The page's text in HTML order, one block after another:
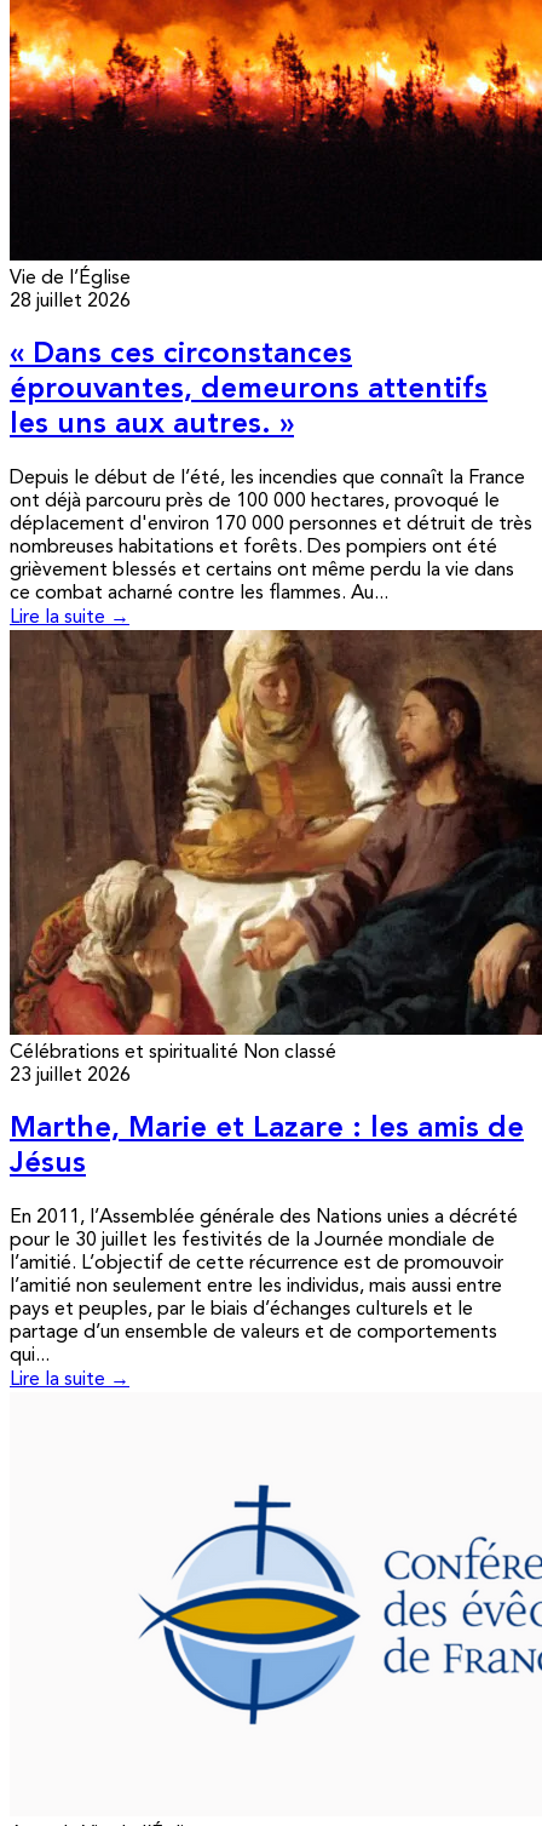
Vie de l’Église
28 juillet 2026
« Dans ces circonstances
éprouvantes, demeurons attentifs
les uns aux autres. »
Depuis le début de l’été, les incendies que connaît la France
ont déjà parcouru près de 100 000 hectares, provoqué le
déplacement d'environ 170 000 personnes et détruit de très
nombreuses habitations et forêts. Des pompiers ont été
grièvement blessés et certains ont même perdu la vie dans
ce combat acharné contre les flammes. Au...
Lire la suite →
Célébrations et spiritualité Non classé
23 juillet 2026
Marthe, Marie et Lazare : les amis de
Jésus
En 2011, l’Assemblée générale des Nations unies a décrété
pour le 30 juillet les festivités de la Journée mondiale de
l’amitié. L’objectif de cette récurrence est de promouvoir
l’amitié non seulement entre les individus, mais aussi entre
pays et peuples, par le biais d’échanges culturels et le
partage d’un ensemble de valeurs et de comportements
qui...
Lire la suite →